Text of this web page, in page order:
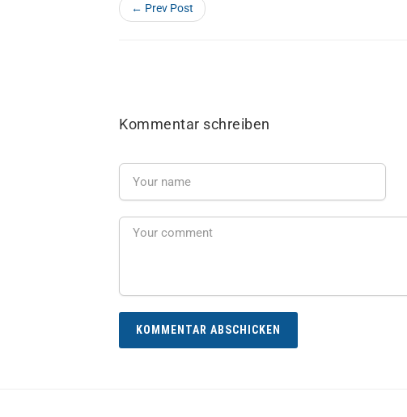
← Prev Post
Kommentar schreiben